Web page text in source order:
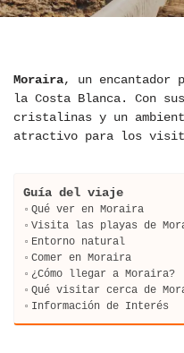
Moraira, un encantador
la Costa Blanca. Con
cristalinas y un
atractivo para los
Guía del viaje
Qué ver en Moraira
Visita las playas de
Entorno natural
Comer en Moraira
¿Cómo llegar a Moraira?
Qué visitar cerca de
Información de Interés